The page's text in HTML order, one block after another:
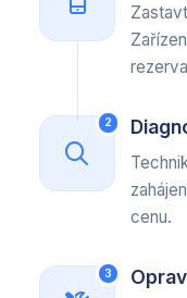
2
cenu.
3